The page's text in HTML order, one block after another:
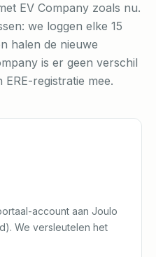
EV Company zoals nu.
we loggen elke 15
halen de nieuwe
is er geen verschil
registratie mee.
account aan Joulo
We versleutelen het